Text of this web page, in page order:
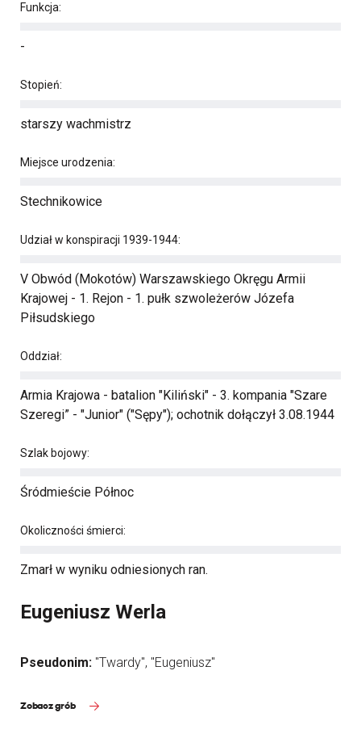
Funkcja:
-
Stopień:
starszy wachmistrz
Miejsce urodzenia:
Stechnikowice
Udział w konspiracji 1939-1944:
V Obwód (Mokotów) Warszawskiego Okręgu Armii
Krajowej - 1. Rejon - 1. pułk szwoleżerów Józefa
Piłsudskiego
Oddział:
Armia Krajowa - batalion "Kiliński" - 3. kompania "Szare
Szeregi” - "Junior" ("Sępy"); ochotnik dołączył 3.08.1944
Szlak bojowy:
Śródmieście Północ
Okoliczności śmierci:
Zmarł w wyniku odniesionych ran.
Eugeniusz Werla
Pseudonim: "Twardy", "Eugeniusz"
Zobacz grób